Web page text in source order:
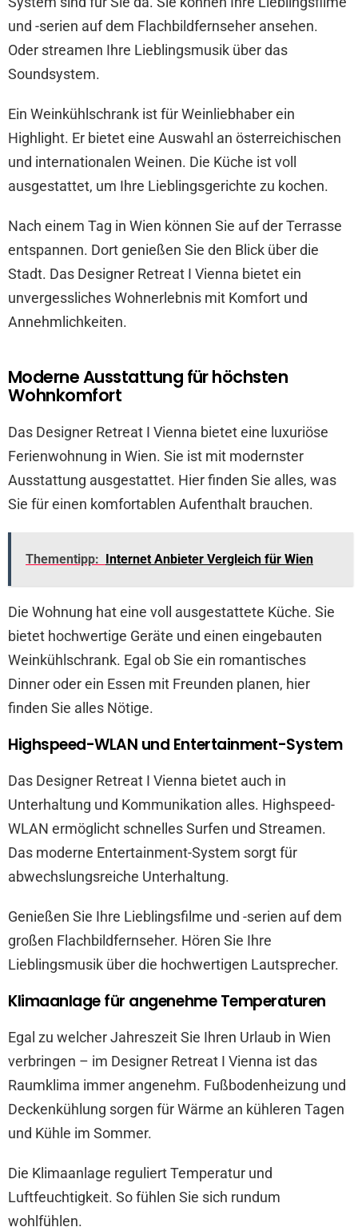
und -serien auf dem Flachbildfernseher ansehen.
Oder streamen Ihre Lieblingsmusik über das
Soundsystem.
Ein Weinkühlschrank ist für Weinliebhaber ein
Highlight. Er bietet eine Auswahl an österreichischen
und internationalen Weinen. Die Küche ist voll
ausgestattet, um Ihre Lieblingsgerichte zu kochen.
Nach einem Tag in Wien können Sie auf der Terrasse
entspannen. Dort genießen Sie den Blick über die
Stadt. Das Designer Retreat I Vienna bietet ein
unvergessliches Wohnerlebnis mit Komfort und
Annehmlichkeiten.
Moderne Ausstattung für höchsten
Wohnkomfort
Das Designer Retreat I Vienna bietet eine luxuriöse
Ferienwohnung in Wien. Sie ist mit modernster
Ausstattung ausgestattet. Hier finden Sie alles, was
Sie für einen komfortablen Aufenthalt brauchen.
Thementipp: Internet Anbieter Vergleich für Wien
Die Wohnung hat eine voll ausgestattete Küche. Sie
bietet hochwertige Geräte und einen eingebauten
Weinkühlschrank. Egal ob Sie ein romantisches
Dinner oder ein Essen mit Freunden planen, hier
finden Sie alles Nötige.
Highspeed-WLAN und Entertainment-System
Das Designer Retreat I Vienna bietet auch in
Unterhaltung und Kommunikation alles. Highspeed-
WLAN ermöglicht schnelles Surfen und Streamen.
Das moderne Entertainment-System sorgt für
abwechslungsreiche Unterhaltung.
Genießen Sie Ihre Lieblingsfilme und -serien auf dem
großen Flachbildfernseher. Hören Sie Ihre
Lieblingsmusik über die hochwertigen Lautsprecher.
Klimaanlage für angenehme Temperaturen
Egal zu welcher Jahreszeit Sie Ihren Urlaub in Wien
verbringen – im Designer Retreat I Vienna ist das
Raumklima immer angenehm. Fußbodenheizung und
Deckenkühlung sorgen für Wärme an kühleren Tagen
und Kühle im Sommer.
Die Klimaanlage reguliert Temperatur und
Luftfeuchtigkeit. So fühlen Sie sich rundum
wohlfühlen.